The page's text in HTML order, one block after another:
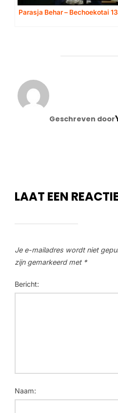
Parasja Behar – Bechoekotai
Geschreven door
LAAT EEN
Je e-mailadres wordt niet
zijn gemarkeerd met *
Bericht:
Naam: